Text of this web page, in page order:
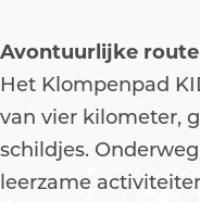
Avontuurlijke route
Het Klompenpad
van vier kilometer,
schildjes.
leerzame